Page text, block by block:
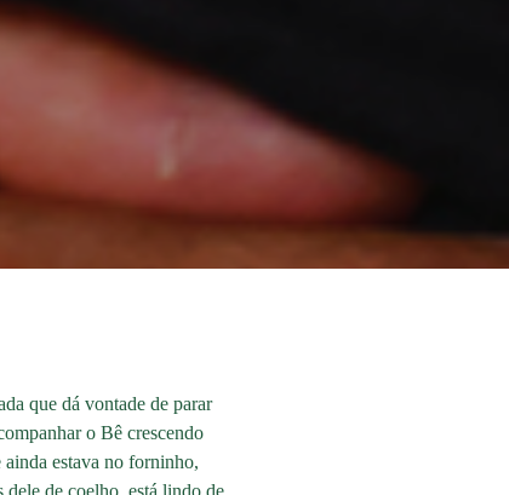
que dá vontade de parar
o Bê crescendo
estava no forninho,
dele de coelho, está lindo de